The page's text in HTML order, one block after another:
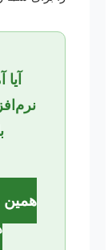
آیا
همین